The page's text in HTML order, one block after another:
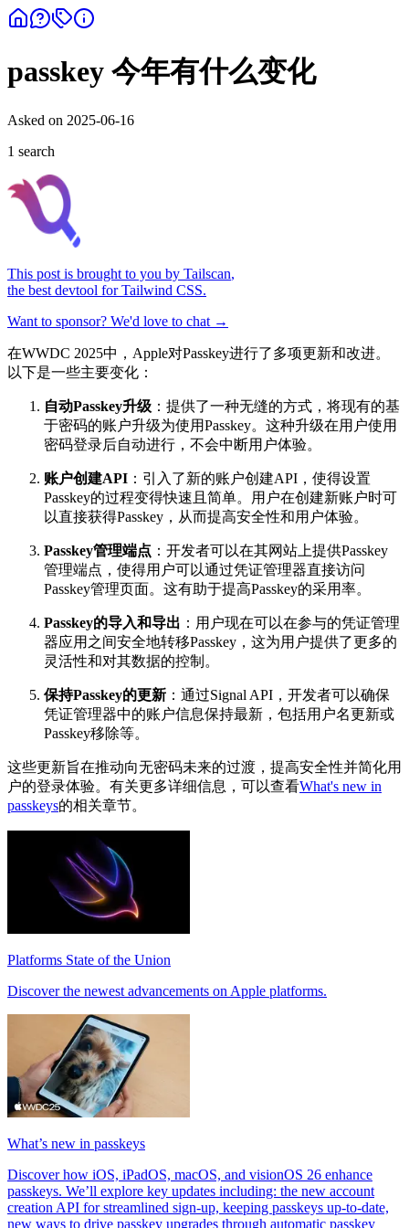
passkey 今年有什么变化
Asked on 2025-06-16
1 search
This post is brought to you by Tailscan,
the best devtool for Tailwind CSS.
Want to sponsor? We'd love to chat →
在WWDC 2025中，Apple对Passkey进行了多项更新和改进。
以下是一些主要变化：
自动Passkey升级 ：提供了一种无缝的方式，将现有的基
于密码的账户升级为使用Passkey。这种升级在用户使用
密码登录后自动进行，不会中断用户体验。
账户创建API ：引入了新的账户创建API，使得设置
Passkey的过程变得快速且简单。用户在创建新账户时可
以直接获得Passkey，从而提高安全性和用户体验。
Passkey管理端点 ：开发者可以在其网站上提供Passkey
管理端点，使得用户可以通过凭证管理器直接访问
Passkey管理页面。这有助于提高Passkey的采用率。
Passkey的导入和导出 ：用户现在可以在参与的凭证管理
器应用之间安全地转移Passkey，这为用户提供了更多的
灵活性和对其数据的控制。
保持Passkey的更新 ：通过Signal API，开发者可以确保
凭证管理器中的账户信息保持最新，包括用户名更新或
Passkey移除等。
这些更新旨在推动向无密码未来的过渡，提高安全性并简化用
户的登录体验。有关更多详细信息，可以查看What's new in
passkeys的相关章节。
Platforms State of the Union
Discover the newest advancements on Apple platforms.
What’s new in passkeys
Discover how iOS, iPadOS, macOS, and visionOS 26 enhance
passkeys. We’ll explore key updates including: the new account
creation API for streamlined sign-up, keeping passkeys up-to-date,
new ways to drive passkey upgrades through automatic passkey